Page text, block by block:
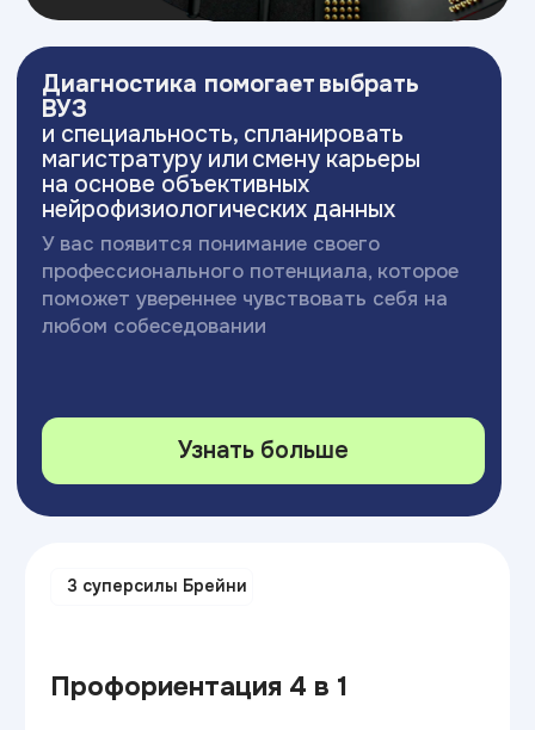
Разработка сайта
Политика конфиденциальности
Сведения об образовательной организации
Московский Международный Университет
Информационных Технологий “Академия
ТОП” ИНН 9715452770